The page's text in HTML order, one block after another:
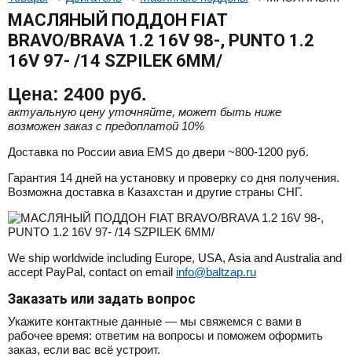
МАСЛЯНЫЙ ПОДДОН FIAT
BRAVO/BRAVA 1.2 16V 98-, PUNTO 1.2
16V 97- /14 SZPILEK 6MM/
Цена: 2400 руб.
актуальную цену уточняйте, может быть ниже
возможен заказ с предоплатой 10%
Доставка по России авиа EMS до двери ~800-1200 руб.
Гарантия 14 дней на установку и проверку со дня получения.
Возможна доставка в Казахстан и другие страны СНГ.
We ship worldwide including Europe, USA, Asia and Australia and
accept PayPal, contact on email info@baltzap.ru
Заказать или задать вопрос
Укажите контактные данные — мы свяжемся с вами в
рабочее время: ответим на вопросы и поможем оформить
заказ, если вас всё устроит.